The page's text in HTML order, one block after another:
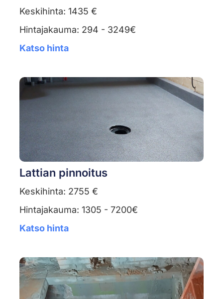
Keskihinta: 1435 €
Hintajakauma: 294 - 3249€
Katso hinta
Lattian pinnoitus
Keskihinta: 2755 €
Hintajakauma: 1305 - 7200€
Katso hinta